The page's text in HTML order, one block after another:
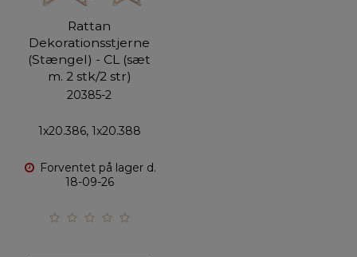
Rattan
Dekorationsstjerne
(Stængel) - CL (sæt
m. 2 stk/2 str)
20385-2
1x20.386, 1x20.388
Forventet på lager d.
18-09-26